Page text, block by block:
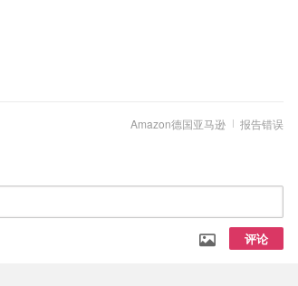
报告错误
Amazon德国亚马逊
评论